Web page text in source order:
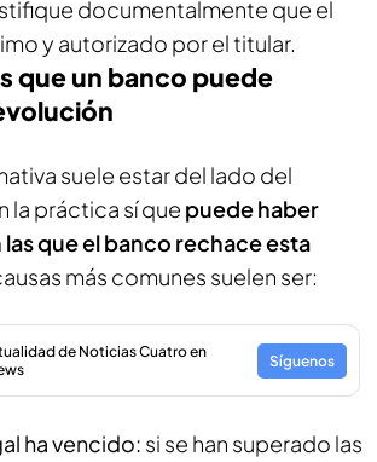
documentalmente que el
y autorizado por el titular.
que un banco puede
suele estar del lado del
la práctica sí que puede haber
que el banco rechace esta
más comunes suelen ser:
de Noticias Cuatro en
Síguenos
ha vencido: si se han superado las